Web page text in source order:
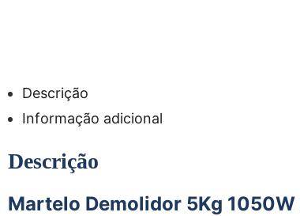
Descrição
Informação adicional
Descrição
Martelo Demolidor 5Kg 1050W